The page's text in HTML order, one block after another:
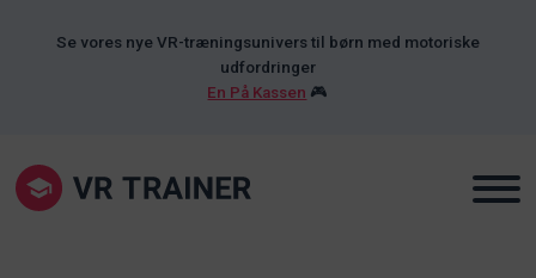
Se vores nye VR-træningsunivers til børn med motoriske
udfordringer
En På Kassen 🎮